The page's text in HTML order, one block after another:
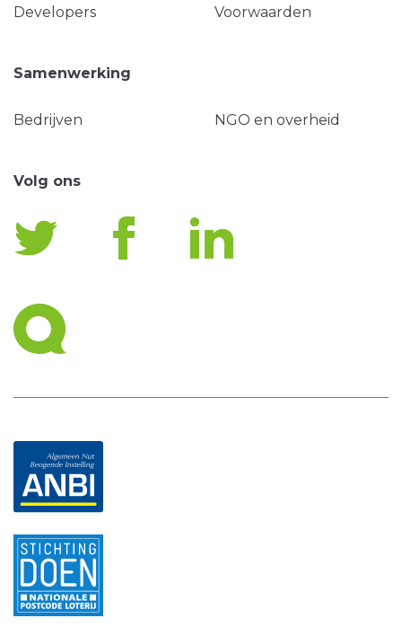
Developers Voorwaarden
Samenwerking
Bedrijven NGO en overheid
Volg ons